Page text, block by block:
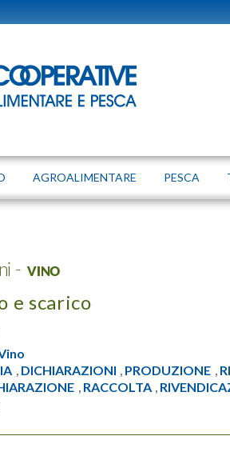
AGROALIMENTARE PESCA
- VINO
e scarico
, DICHIARAZIONI , PRODUZIONE ,
, RACCOLTA ,